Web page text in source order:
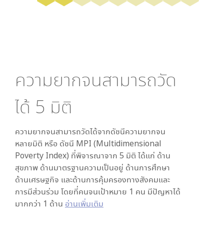
ความยากจนสามารถวัด
ได้ 5 มิติ
ความยากจนสามารถวัดได้จากดัชนีความยากจน
หลายมิติ หรือ ดัชนี MPI (Multidimensional
Poverty Index) ที่พิจารณาจาก 5 มิติ ได้แก่ ด้าน
สุขภาพ ด้านมาตรฐานความเป็นอยู่ ด้านการศึกษา
ด้านเศรษฐกิจ และด้านการคุ้มครองทางสังคมและ
การมีส่วนร่วม โดยที่คนจนเป้าหมาย 1 คน มีปัญหาได้
มากกว่า 1 ด้าน อ่านเพิ่มเติม